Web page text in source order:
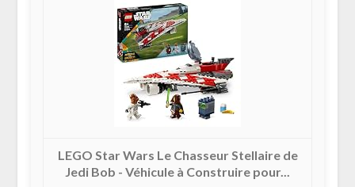
LEGO Star Wars Le Chasseur Stellaire de
Jedi Bob - Véhicule à Construire pour...